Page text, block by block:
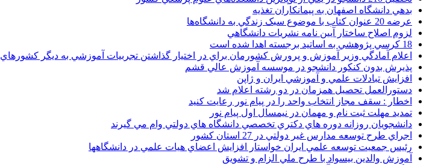
بدهي دانشگاه اصفهان به پيمانکاران تغذيه
عرضه 20 عنوان کتاب با موضوع سبک زندگي به دانشگاه‌ها
لزوم اصلاح ساختار آيين نامه نشريات دانشگاهي
18 کرسي پژوهشي به اساتيد برجسته اهدا شده است
اعلام آمادگي وزير آموزش و پرورش کشورمان براي در اختيار گذاشتن تجربيات آموزشي به ديگر کشورهاي
پذيرش بدون کنکور دانشجو در موسسه آموزش عالي قشم
افزايش تبادلات علمي و آموزشي ايران و ژاپن
دستورالعمل تحصیل همزمان در دو رشته اعلام شد
اخطار : سقف مجاز انتخاب واحد را در پیام نور رعایت کنید
تمدید مهلت ثبت نام و مهمان در نیمسال اول پیام نور
دانشجويان روزانه دوره هاي دكتري تخصصي دانشگاه هاي دولتي وام مي گيرند
اجراي طرح توسعه مدارس غير دولتي در 27 استان کشور
رئيس جمعيت توسعه علمي ايران خواستار افزايش اعضاي هيات علمي در دانشگاهها
آموزش والدين بيسواد با طرح ملي الزام و تشويق